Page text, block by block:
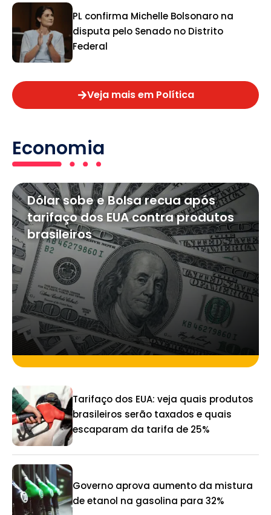
PL confirma Michelle Bolsonaro na
disputa pelo Senado no Distrito
Federal
Veja mais em Política
Economia
Dólar sobe e Bolsa recua após
tarifaço dos EUA contra produtos
brasileiros
Tarifaço dos EUA: veja quais produtos
brasileiros serão taxados e quais
escaparam da tarifa de 25%
Governo aprova aumento da mistura
de etanol na gasolina para 32%